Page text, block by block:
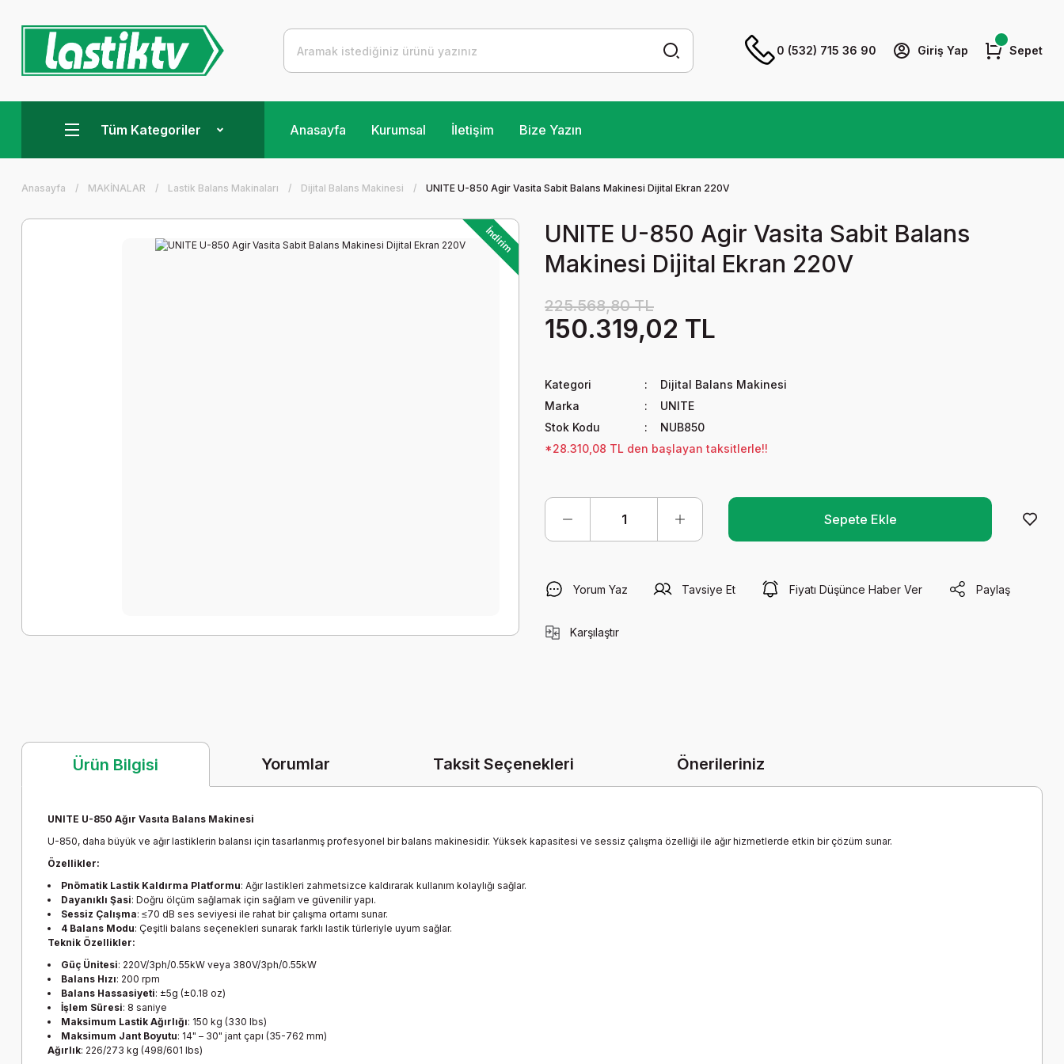
0 (532) 715 36 90 Giriş Yap Sepet
Tüm Kategoriler Anasayfa Kurumsal İletişim Bize Yazın
Anasayfa MAKİNALAR Lastik Balans Makinaları Dijital Balans Makinesi UNITE U-850 Agir Vasita Sabit Balans Makinesi Dijital Ekran 220V
İndirim
UNITE U-850 Agir Vasita Sabit Balans
Makinesi Dijital Ekran 220V
225.568,80 TL
150.319,02 TL
Kategori
Dijital Balans Makinesi
Marka
UNITE
Stok Kodu
NUB850
*28.310,08 TL den başlayan taksitlerle!!
Sepete Ekle
Yorum Yaz Tavsiye Et Fiyatı Düşünce Haber Ver Paylaş
Karşılaştır
Ürün Bilgisi Yorumlar Taksit Seçenekleri Önerileriniz
UNITE U-850 Ağır Vasıta Balans Makinesi
U-850, daha büyük ve ağır lastiklerin balansı için tasarlanmış profesyonel bir balans makinesidir. Yüksek kapasitesi ve sessiz çalışma özelliği ile ağır hizmetlerde etkin bir çözüm sunar.
Özellikler:
Pnömatik Lastik Kaldırma Platformu: Ağır lastikleri zahmetsizce kaldırarak kullanım kolaylığı sağlar.
Dayanıklı Şasi: Doğru ölçüm sağlamak için sağlam ve güvenilir yapı.
Sessiz Çalışma: ≤70 dB ses seviyesi ile rahat bir çalışma ortamı sunar.
4 Balans Modu: Çeşitli balans seçenekleri sunarak farklı lastik türleriyle uyum sağlar.
Teknik Özellikler:
Güç Ünitesi: 220V/3ph/0.55kW veya 380V/3ph/0.55kW
Balans Hızı: 200 rpm
Balans Hassasiyeti: ±5g (±0.18 oz)
İşlem Süresi: 8 saniye
Maksimum Lastik Ağırlığı: 150 kg (330 lbs)
Maksimum Jant Boyutu: 14" – 30" jant çapı (35-762 mm)
Ağırlık: 226/273 kg (498/601 lbs)